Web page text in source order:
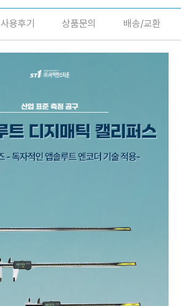
사용후기 상품문의 배송/교환